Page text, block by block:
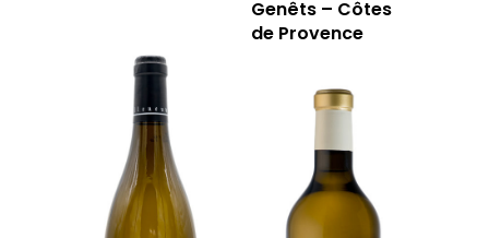
Genêts – Côtes
de Provence
APERÇU DE NOTRE
LA CARTE DU
JOUR
RÉSERVER